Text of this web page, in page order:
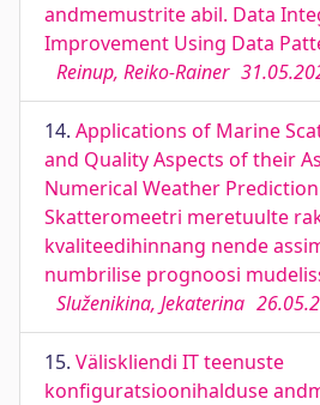
andmemustrite abil. Data
Improvement Using Data
Reinup, Reiko-Rainer
14. Applications of Marine
and Quality Aspects of their
Numerical Weather
Skatteromeetri meretuulte
kvaliteedihinnang nende
numbrilise prognoosi
Služenikina, Jekaterina
15. Väliskliendi IT teenuste
konfiguratsioonihalduse